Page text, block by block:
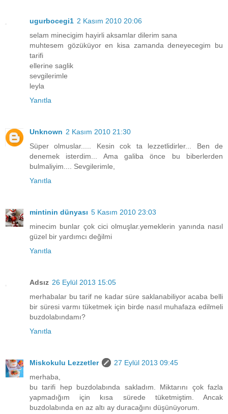
ugurbocegi1 2 Kasım 2010 20:06
selam minecigim hayirli aksamlar dilerim sana
muhtesem gözüküyor en kisa zamanda deneyecegim bu
tarifi
ellerine saglik
sevgilerimle
leyla
Yanıtla
Unknown 2 Kasım 2010 21:30
Süper olmuslar..... Kesin cok ta lezzetlidirler... Ben de
denemek isterdim... Ama galiba önce bu biberlerden
bulmaliyim.... Sevgilerimle,
Yanıtla
mintinin dünyası 5 Kasım 2010 23:03
minecim bunlar çok cici olmuşlar.yemeklerin yanında nasıl
güzel bir yardımcı değilmi
Yanıtla
Adsız 26 Eylül 2013 15:05
merhabalar bu tarif ne kadar süre saklanabiliyor acaba belli
bir süresi varmı tüketmek için birde nasıl muhafaza edilmeli
buzdolabındamı?
Yanıtla
Miskokulu Lezzetler
27 Eylül 2013 09:45
merhaba,
bu tarifi hep buzdolabında sakladım. Miktarını çok fazla
yapmadığım için kısa sürede tüketmiştim. Ancak
buzdolabında en az altı ay duracağını düşünüyorum.